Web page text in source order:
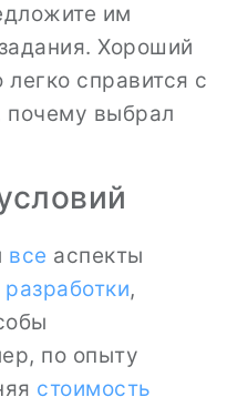
им
Хороший
справится с
почему выбрал
все аспекты
,
по опыту
стоимость